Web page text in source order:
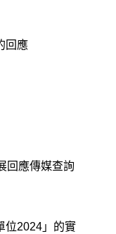
回應
回應傳媒查詢
位2024」的實